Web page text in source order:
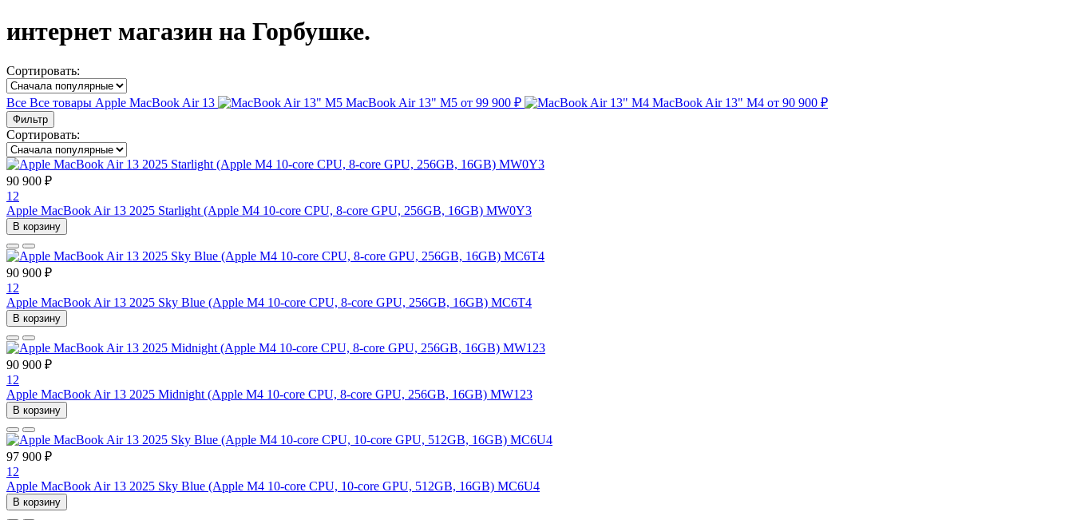
интернет магазин на Горбушке.
Сортировать:
Все Все товары Apple MacBook Air 13 MacBook Air 13" M5 от 99 900 ₽ MacBook Air 13" M4 от 90 900 ₽
Фильтр
Сортировать:
90 900 ₽
12
Apple MacBook Air 13 2025 Starlight (Apple M4 10-core CPU, 8-core GPU, 256GB, 16GB) MW0Y3
В корзину
90 900 ₽
12
Apple MacBook Air 13 2025 Sky Blue (Apple M4 10-core CPU, 8-core GPU, 256GB, 16GB) MC6T4
В корзину
90 900 ₽
12
Apple MacBook Air 13 2025 Midnight (Apple M4 10-core CPU, 8-core GPU, 256GB, 16GB) MW123
В корзину
97 900 ₽
12
Apple MacBook Air 13 2025 Sky Blue (Apple M4 10-core CPU, 10-core GPU, 512GB, 16GB) MC6U4
В корзину